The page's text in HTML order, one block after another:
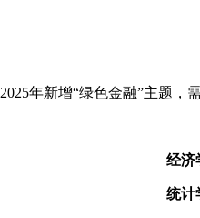
2025年新增“绿色金融”主题，
经济
统计